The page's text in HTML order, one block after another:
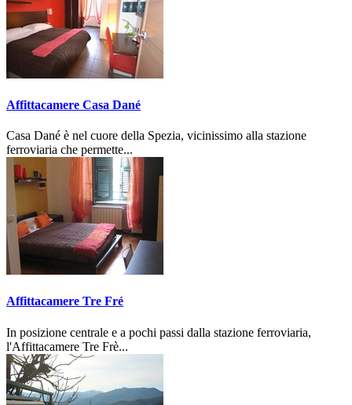
Affittacamere Casa Dané
Casa Dané è nel cuore della Spezia, vicinissimo alla stazione
ferroviaria che permette...
Affittacamere Tre Fré
In posizione centrale e a pochi passi dalla stazione ferroviaria,
l'Affittacamere Tre Frè...